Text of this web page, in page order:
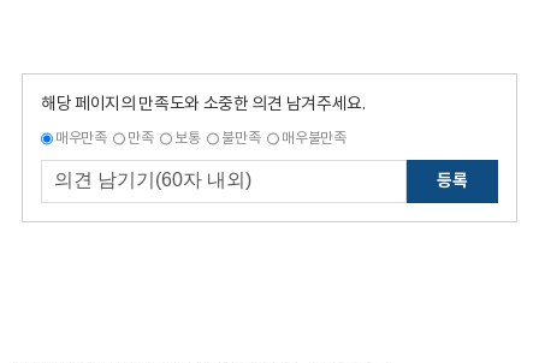
해당 페이지의 만족도와 소중한 의견 남겨주세요.
매우만족 만족 보통 불만족 매우불만족
등록